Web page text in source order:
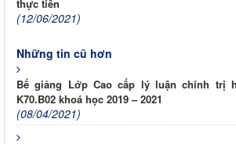
thực tiễn
(12/06/2021)
Những tin cũ hơn
Bế giảng Lớp Cao cấp lý luận chính trị
K70.B02 khoá học 2019 – 2021
(08/04/2021)